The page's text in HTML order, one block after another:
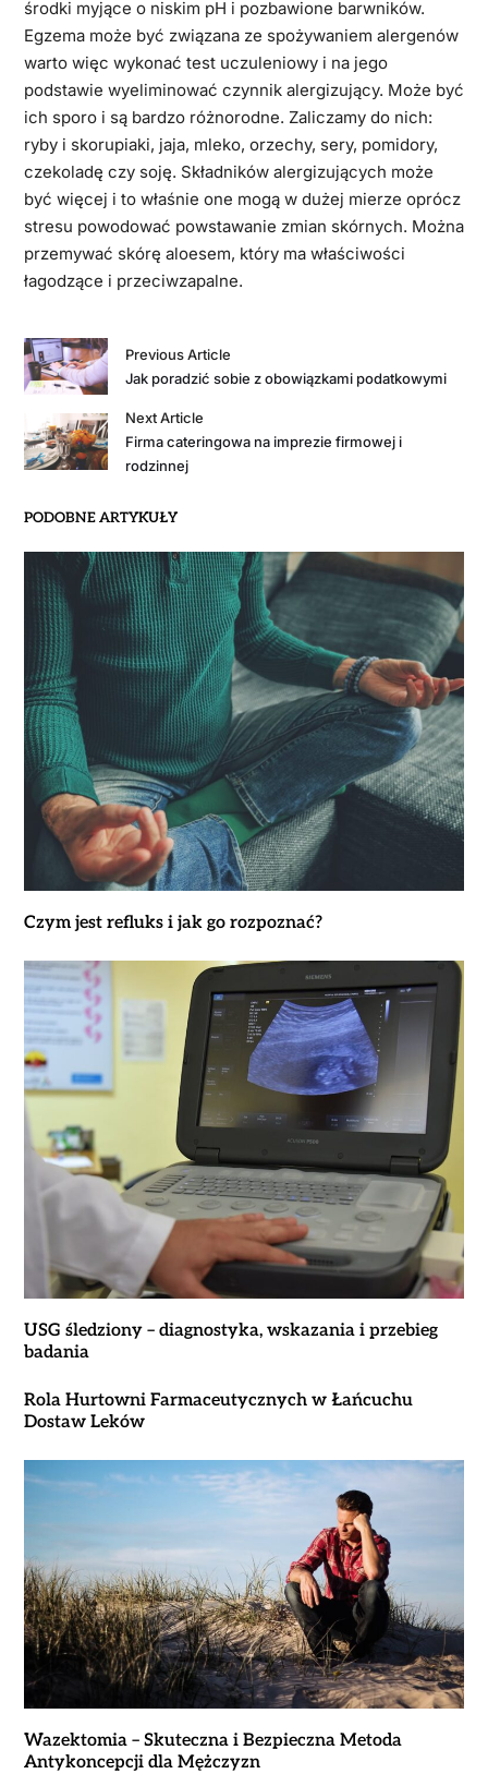
środki myjące o niskim pH i pozbawione barwników.
Egzema może być związana ze spożywaniem alergenów
warto więc wykonać test uczuleniowy i na jego
podstawie wyeliminować czynnik alergizujący. Może być
ich sporo i są bardzo różnorodne. Zaliczamy do nich:
ryby i skorupiaki, jaja, mleko, orzechy, sery, pomidory,
czekoladę czy soję. Składników alergizujących może
być więcej i to właśnie one mogą w dużej mierze oprócz
stresu powodować powstawanie zmian skórnych. Można
przemywać skórę aloesem, który ma właściwości
łagodzące i przeciwzapalne.
Previous Article
Jak poradzić sobie z obowiązkami podatkowymi
Next Article
Firma cateringowa na imprezie firmowej i
rodzinnej
PODOBNE ARTYKUŁY
Czym jest refluks i jak go rozpoznać?
USG śledziony – diagnostyka, wskazania i przebieg
badania
Rola Hurtowni Farmaceutycznych w Łańcuchu
Dostaw Leków
Wazektomia – Skuteczna i Bezpieczna Metoda
Antykoncepcji dla Mężczyzn